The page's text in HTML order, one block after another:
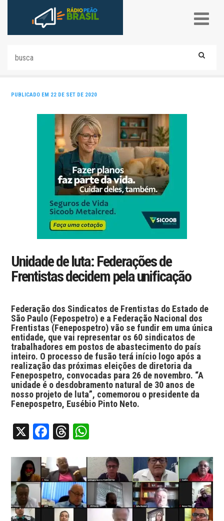
PUBLICADO EM 22 DE SET DE 2020
Unidade de luta: Federações de
Frentistas decidem pela unificação
Federação dos Sindicatos de Frentistas do Estado de
São Paulo (Fepospetro) e a Federação Nacional dos
Frentistas (Fenepospetro) vão se fundir em uma única
entidade, que vai representar os 60 sindicatos de
trabalhadores em postos de abastecimento do país
inteiro. O processo de fusão terá início logo após a
realização das próximas eleições de diretoria da
Fenepospetro, convocadas para 26 de novembro. “A
unidade é o desdobramento natural de 30 anos de
nosso projeto de luta”, comemorou o presidente da
Fenepospetro, Eusébio Pinto Neto.
X Facebook
Threads